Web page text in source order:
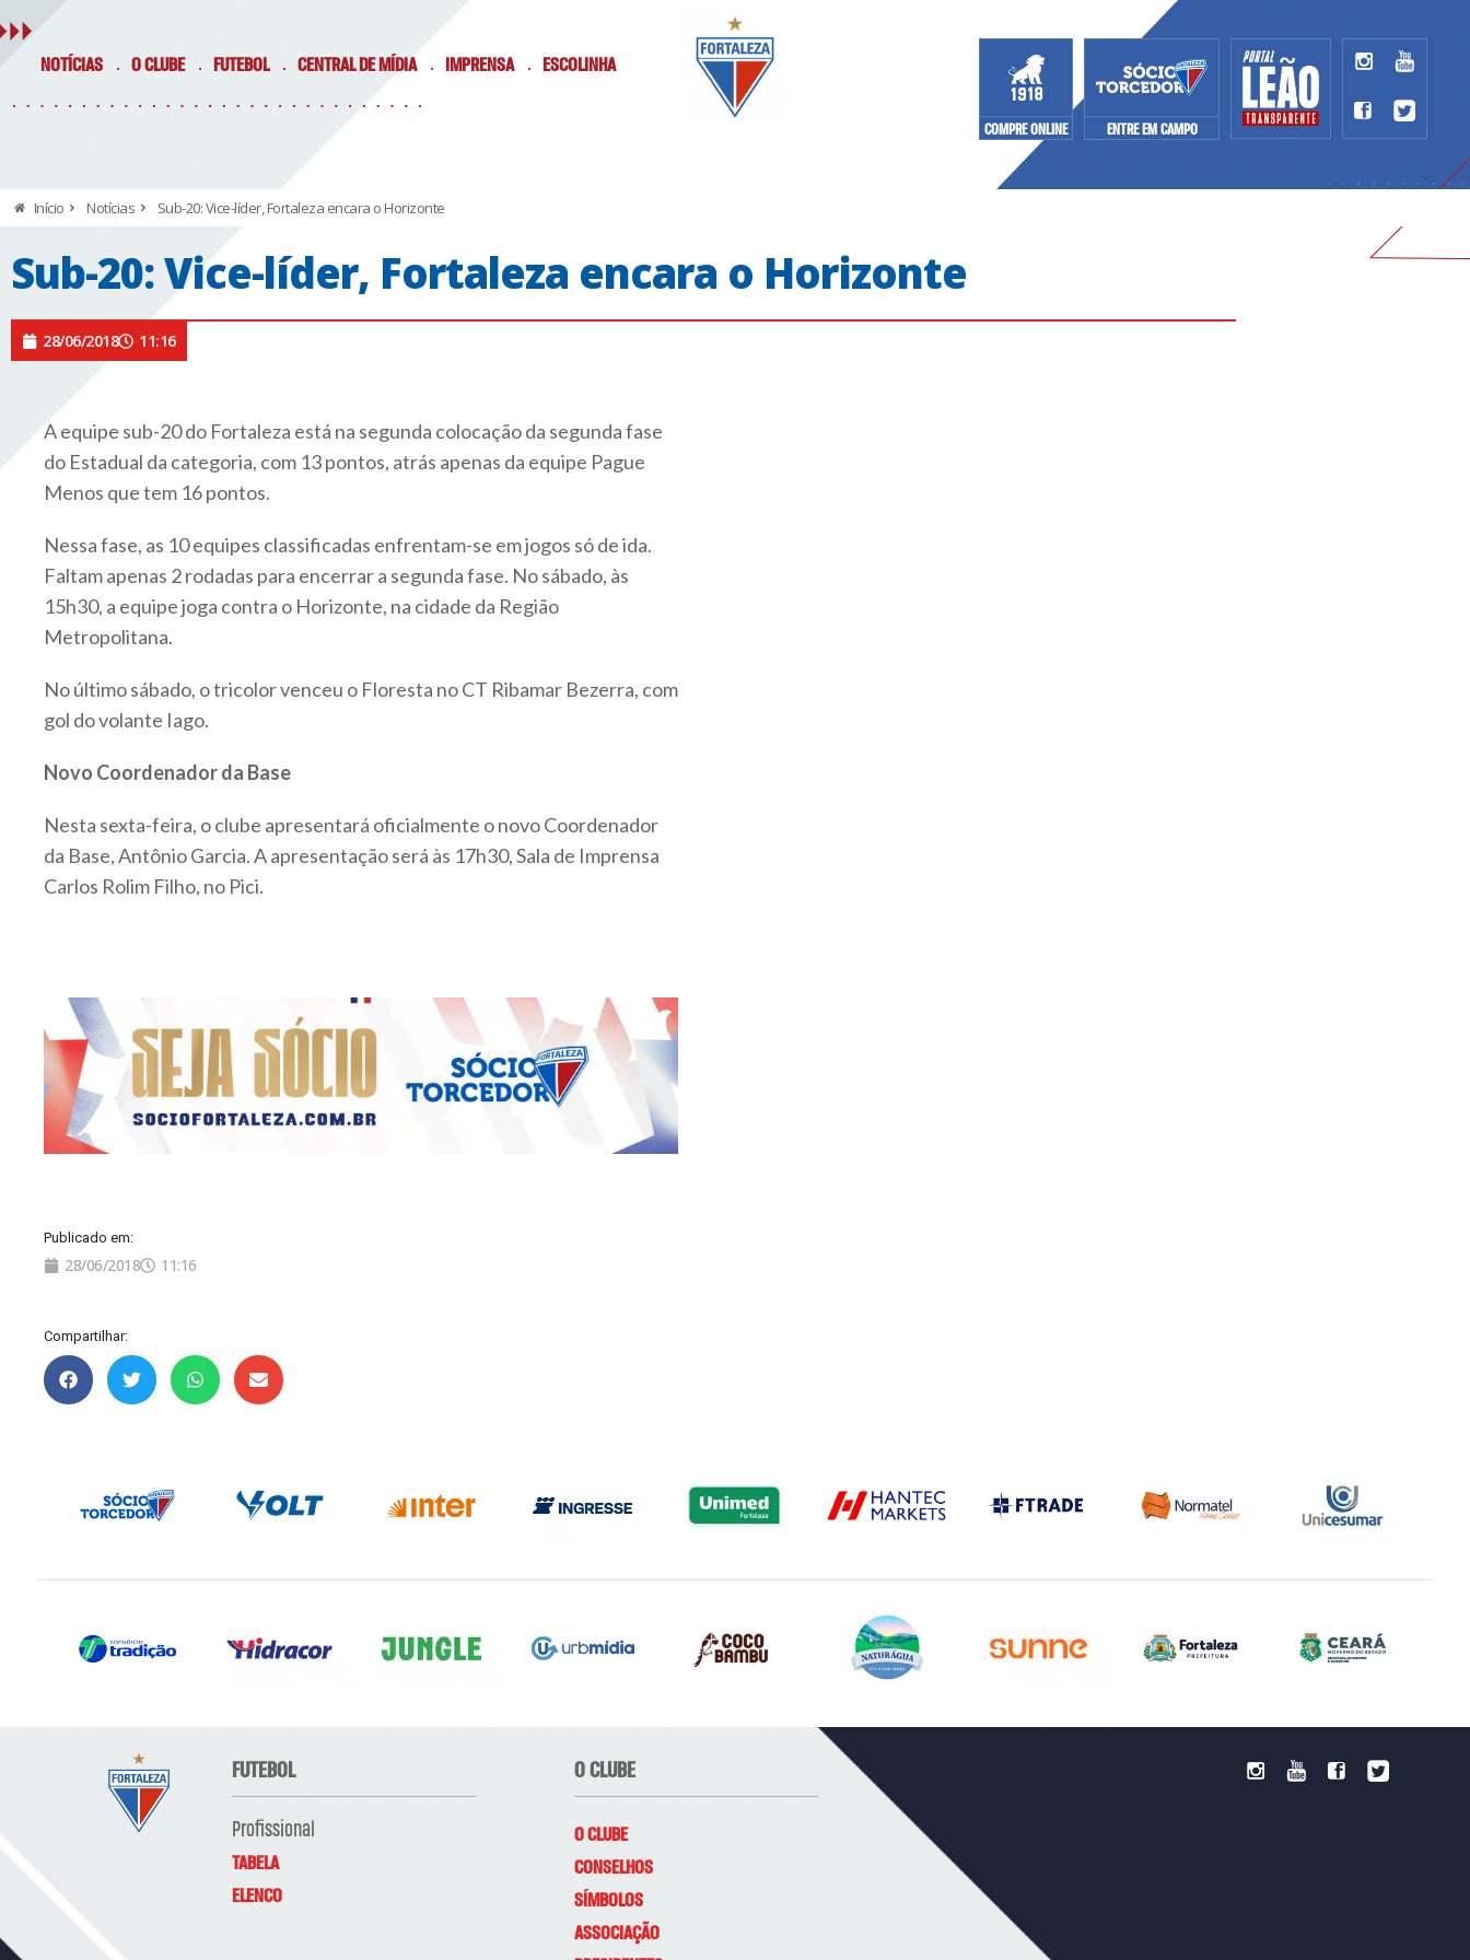
NOTÍCIAS O CLUBE FUTEBOL CENTRAL DE MÍDIA IMPRENSA ESCOLINHA
COMPRE ONLINE ENTRE EM CAMPO
Início Notícias Sub-20: Vice-líder, Fortaleza encara o Horizonte
Sub-20: Vice-líder, Fortaleza encara o Horizonte
28/06/2018 11:16
A equipe sub-20 do Fortaleza está na segunda colocação da segunda fase
do Estadual da categoria, com 13 pontos, atrás apenas da equipe Pague
Menos que tem 16 pontos.
Nessa fase, as 10 equipes classificadas enfrentam-se em jogos só de ida.
Faltam apenas 2 rodadas para encerrar a segunda fase. No sábado, às
15h30, a equipe joga contra o Horizonte, na cidade da Região
Metropolitana.
No último sábado, o tricolor venceu o Floresta no CT Ribamar Bezerra, com
gol do volante Iago.
Novo Coordenador da Base
Nesta sexta-feira, o clube apresentará oficialmente o novo Coordenador
da Base, Antônio Garcia. A apresentação será às 17h30, Sala de Imprensa
Carlos Rolim Filho, no Pici.
Publicado em:
28/06/2018 11:16
Compartilhar:
FUTEBOL
Profissional
TABELA
ELENCO
O CLUBE
O CLUBE
CONSELHOS
SÍMBOLOS
ASSOCIAÇÃO